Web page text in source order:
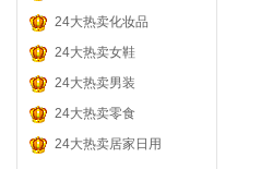
汽 车 用 品
孕 产 护 肤
宝 宝 教 育
孕 妇 服 装
童 装 童 鞋
茶 叶 茗 品
糖 果 零 食
肉 类 零 食
粮 油 干 货
进 口 零 食
门票旅游
24大热卖化妆品
24大热卖女鞋
24大热卖男装
24大热卖零食
24大热卖居家日用